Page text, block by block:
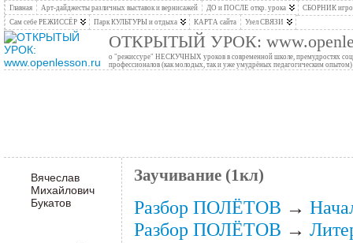
Главная Арт-дайджесты различных выставок и вернисажей ДО и ПОСЛЕ откр. урока
СБОРНИК
Сам себе РЕЖИССЁР
Парк КУЛЬТУРЫ и отдыха КАРТА сайта Узел СВЯЗИ
ОТКРЫТЫЙ УРОК:
о "режиссуре" НЕСКУЧНЫХ уроков в современной школе, премудростях
профессионалов (как молодых, так и уже умудрёных педагогическим опытом)
Вячеслав
Михайлович
Букатов
Заучивание (1кл)
Разбор ПОЛЁТОВ →
Разбор ПОЛЁТОВ →